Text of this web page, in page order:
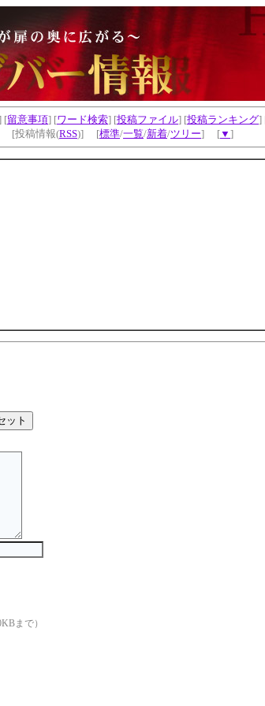
[留意事項] [ワード検索] [投稿ファイル] [投稿ランキング]
[投稿情報(RSS)] [標準/一覧/新着/ツリー] [▼ ]
まで）